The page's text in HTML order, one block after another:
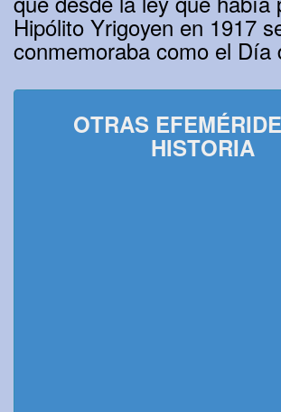
Hipólito Yrigoyen en 1917
conmemoraba como el Día
OTRAS
HISTORIA